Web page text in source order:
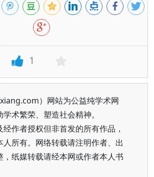
1
）网站为公益纯学术网
术繁荣、塑造社会精神。
经作者授权但非首发的所有作品，
人所有。网络转载请注明作者、出
，纸媒转载请经本网或作者本人书